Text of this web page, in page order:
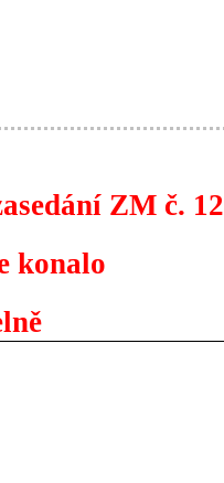
ZM č. 12
konalo